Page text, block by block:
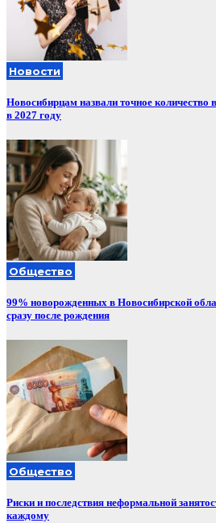
Новости
Новосибирцам назвали точное количество
в 2027 году
Общество
99% новорожденных в Новосибирской
сразу после рождения
Общество
Риски и последствия неформальной
каждому